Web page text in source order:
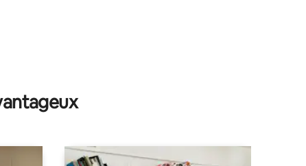
: 4,97 sur 5